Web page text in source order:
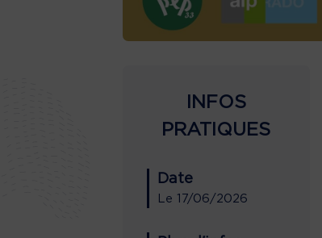
INFOS
PRATIQUES
Date
Le 17/06/2026